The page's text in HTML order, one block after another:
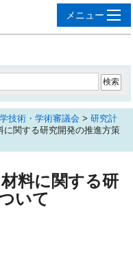
技術・学術審議会 > 研究計
関する研究開発の推進方策
料に関する研
いて